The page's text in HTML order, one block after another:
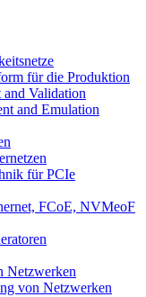
für die Produktion
and Validation
and Emulation
für PCIe
FCoE, NVMeoF
Netzwerken
von Netzwerken